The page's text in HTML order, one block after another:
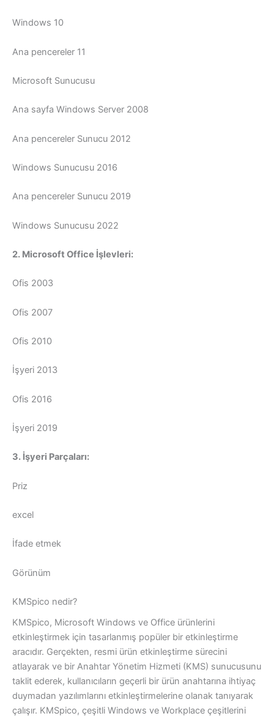
Windows 10
Ana pencereler 11
Microsoft Sunucusu
Ana sayfa Windows Server 2008
Ana pencereler Sunucu 2012
Windows Sunucusu 2016
Ana pencereler Sunucu 2019
Windows Sunucusu 2022
2. Microsoft Office İşlevleri:
Ofis 2003
Ofis 2007
Ofis 2010
İşyeri 2013
Ofis 2016
İşyeri 2019
3. İşyeri Parçaları:
Priz
excel
İfade etmek
Görünüm
KMSpico nedir?
KMSpico, Microsoft Windows ve Office ürünlerini
etkinleştirmek için tasarlanmış popüler bir etkinleştirme
aracıdır. Gerçekten, resmi ürün etkinleştirme sürecini
atlayarak ve bir Anahtar Yönetim Hizmeti (KMS) sunucusunu
taklit ederek, kullanıcıların geçerli bir ürün anahtarına ihtiyaç
duymadan yazılımlarını etkinleştirmelerine olanak tanıyarak
çalışır. KMSpico, çeşitli Windows ve Workplace çeşitlerini